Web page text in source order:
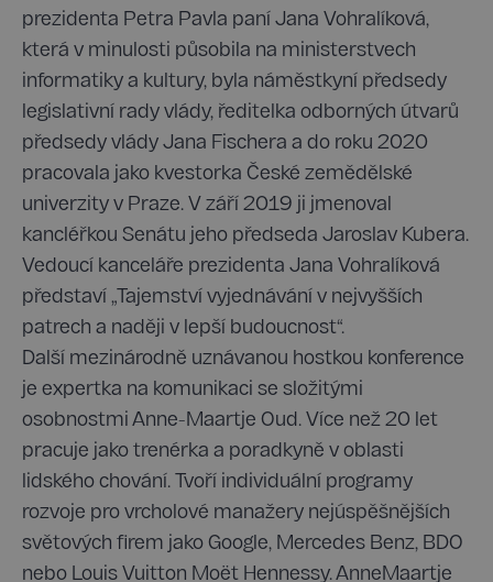
prezidenta Petra Pavla paní Jana Vohralíková,
která v minulosti působila na ministerstvech
informatiky a kultury, byla náměstkyní předsedy
legislativní rady vlády, ředitelka odborných útvarů
předsedy vlády Jana Fischera a do roku 2020
pracovala jako kvestorka České zemědělské
univerzity v Praze. V září 2019 ji jmenoval
kancléřkou Senátu jeho předseda Jaroslav Kubera.
Vedoucí kanceláře prezidenta Jana Vohralíková
představí „Tajemství vyjednávání v nejvyšších
patrech a naději v lepší budoucnost“.
Další mezinárodně uznávanou hostkou konference
je expertka na komunikaci se složitými
osobnostmi Anne-Maartje Oud. Více než 20 let
pracuje jako trenérka a poradkyně v oblasti
lidského chování. Tvoří individuální programy
rozvoje pro vrcholové manažery nejúspěšnějších
světových firem jako Google, Mercedes Benz, BDO
nebo Louis Vuitton Moët Hennessy. AnneMaartje